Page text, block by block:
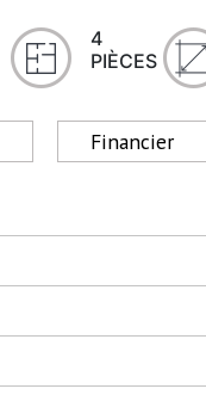
4
PIÈCES
Financier